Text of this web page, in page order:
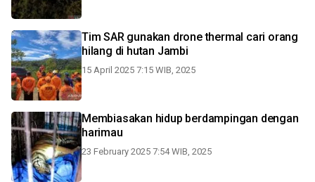
Tim SAR gunakan drone thermal cari orang
hilang di hutan Jambi
15 April 2025 7:15 WIB, 2025
Membiasakan hidup berdampingan dengan
harimau
23 February 2025 7:54 WIB, 2025